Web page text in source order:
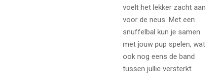
voelt het lekker zacht aan
voor de neus. Met een
snuffelbal kun je samen
met jouw pup spelen, wat
ook nog eens de band
tussen jullie versterkt.